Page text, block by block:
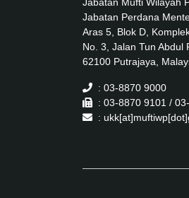
Jabatan Mufti Wilayah
Jabatan Perdana
Aras 5, Blok D,
No. 3, Jalan Tun Abdul
62100 Putrajaya,
: 03-8870 9000
: 03-8870 9101 /
: